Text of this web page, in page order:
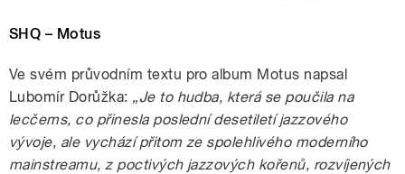
SHQ – Motus
Ve svém průvodním textu pro album Motus napsal
Lubomír Dorůžka: „Je to hudba, která se poučila na
lecčems, co přinesla poslední desetiletí jazzového
vývoje, ale vychází přitom ze spolehlivého moderního
mainstreamu, z poctivých jazzových kořenů, rozvíjených